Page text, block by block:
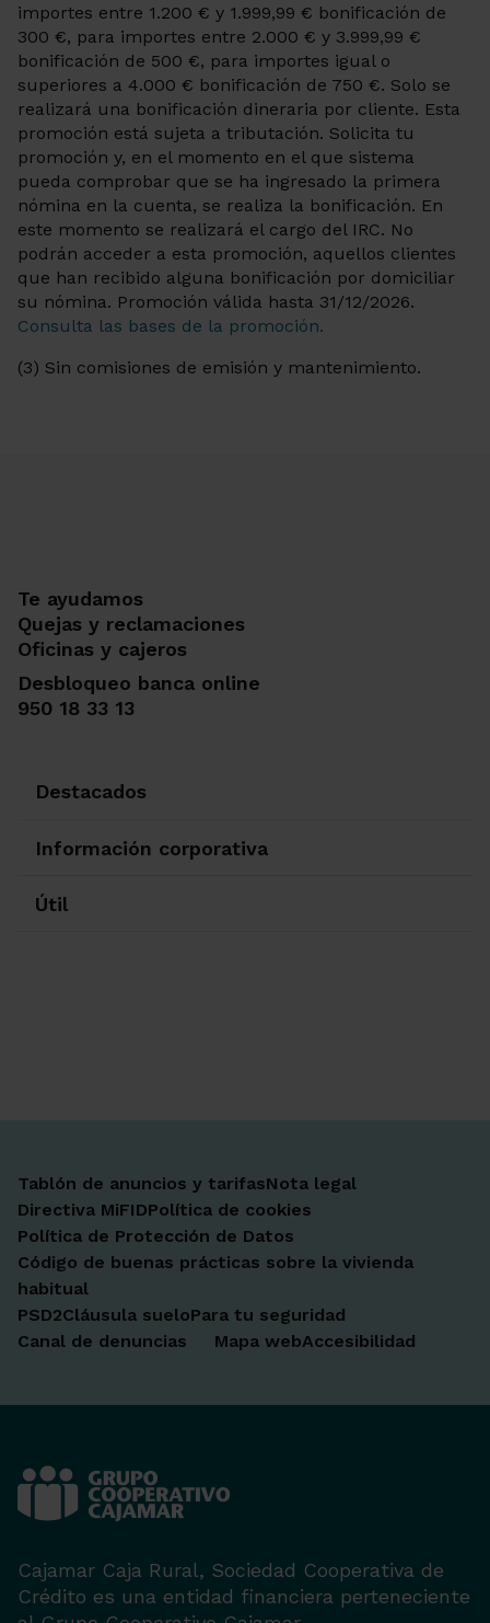
importes entre 1.200 € y 1.999,99 € bonificación de
300 €, para importes entre 2.000 € y 3.999,99 €
bonificación de 500 €, para importes igual o
superiores a 4.000 € bonificación de 750 €. Solo se
realizará una bonificación dineraria por cliente. Esta
promoción está sujeta a tributación. Solicita tu
promoción y, en el momento en el que sistema
pueda comprobar que se ha ingresado la primera
nómina en la cuenta, se realiza la bonificación. En
este momento se realizará el cargo del IRC. No
podrán acceder a esta promoción, aquellos clientes
que han recibido alguna bonificación por domiciliar
su nómina. Promoción válida hasta 31/12/2026.
Consulta las bases de la promoción.
(3) Sin comisiones de emisión y mantenimiento.
Te ayudamos
Quejas y reclamaciones
Oficinas y cajeros
Desbloqueo banca online
950 18 33 13
Destacados
Información corporativa
Útil
Tablón de anuncios y tarifasNota legal
Directiva MiFIDPolítica de cookies
Política de Protección de Datos
Código de buenas prácticas sobre la vivienda
habitual
PSD2Cláusula sueloPara tu seguridad
Canal de denuncias
Mapa webAccesibilidad
Cajamar Caja Rural, Sociedad Cooperativa de
Crédito es una entidad financiera perteneciente